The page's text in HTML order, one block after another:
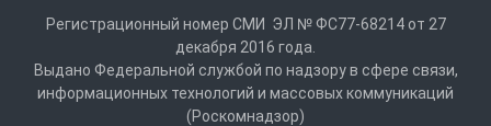
Регистрационный номер СМИ ЭЛ № ФС77-68214 от 27
декабря 2016 года.
Выдано Федеральной службой по надзору в сфере связи,
информационных технологий и массовых коммуникаций
(Роскомнадзор)